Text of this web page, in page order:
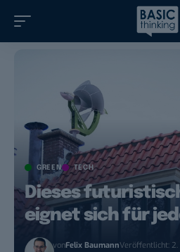
GREEN TECH
Dieses
eignet sich für
vonFelix BaumannVeröffentlicht: 2.